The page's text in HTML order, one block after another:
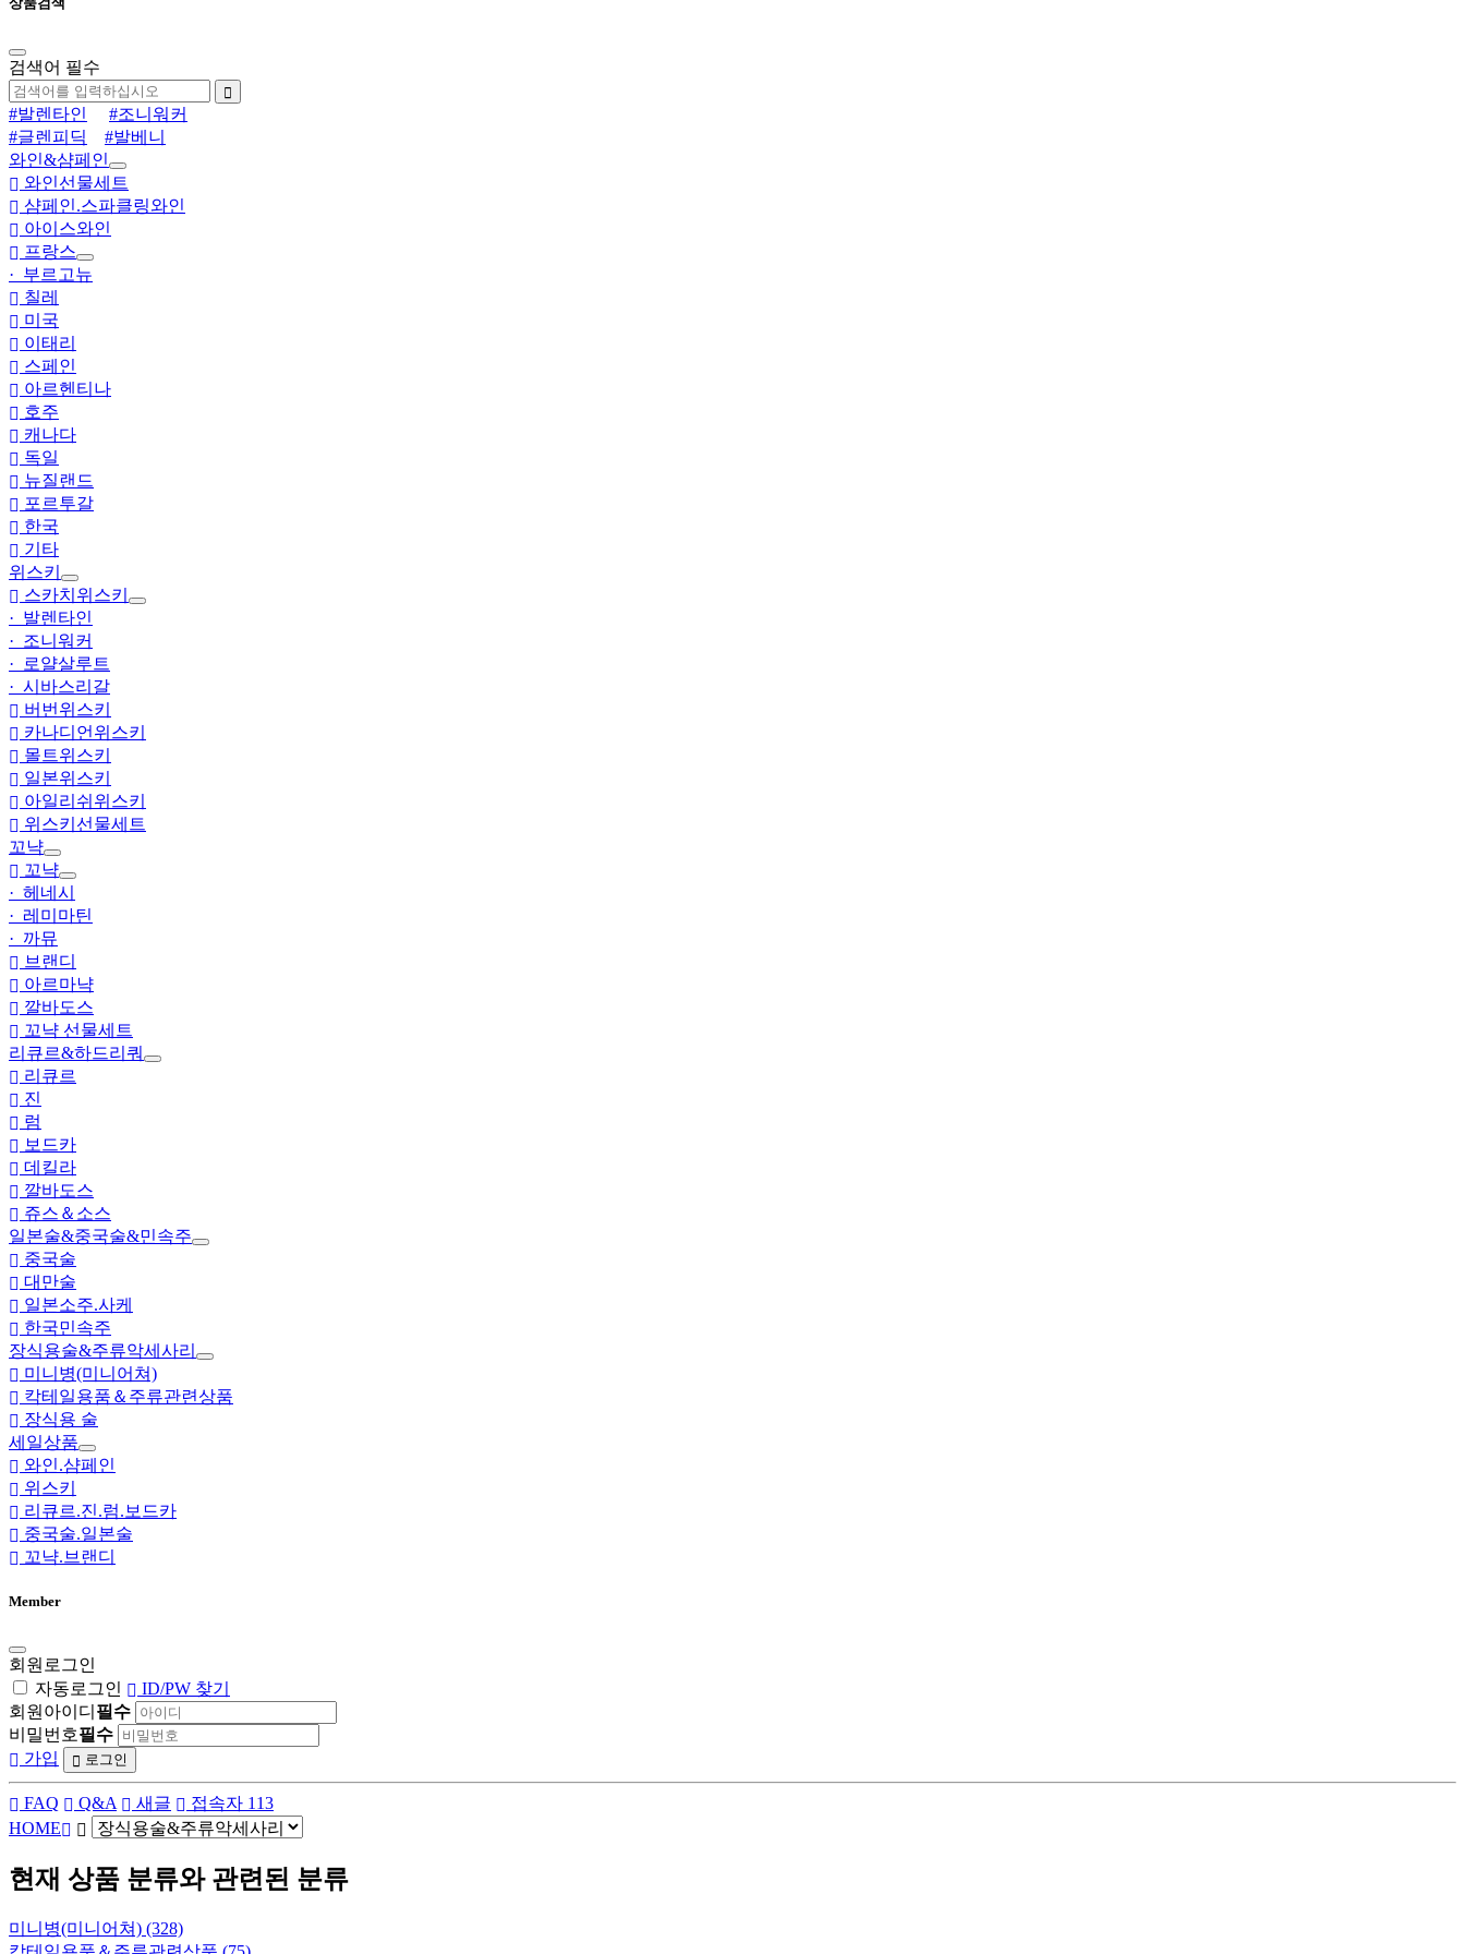
검색어 필수
#발렌타인
#조니워커
#글렌피딕
#발베니
와인&샴페인
와인선물세트
샴페인.스파클링와인
아이스와인
프랑스
· 부르고뉴
칠레
미국
이태리
스페인
아르헨티나
호주
캐나다
독일
뉴질랜드
포르투갈
한국
기타
위스키
스카치위스키
· 발렌타인
· 조니워커
· 로얄살루트
· 시바스리갈
버번위스키
카나디언위스키
몰트위스키
일본위스키
아일리쉬위스키
위스키선물세트
꼬냑
꼬냑
· 헤네시
· 레미마틴
· 까뮤
브랜디
아르마냑
깔바도스
꼬냑 선물세트
리큐르&하드리쿼
리큐르
진
럼
보드카
데킬라
깔바도스
쥬스＆소스
일본술&중국술&민속주
중국술
대만술
일본소주.사케
한국민속주
장식용술&주류악세사리
미니병(미니어쳐)
칵테일용품＆주류관련상품
장식용 술
세일상품
와인.샴페인
위스키
리큐르.진.럼.보드카
중국술.일본술
꼬냑.브랜디
Member
회원로그인
자동로그인
ID/PW 찾기
회원아이디 필수
비밀번호필수
가입
로그인
FAQ Q&A 새글
접속자 113
HOME
현재 상품 분류와 관련된 분류
미니병(미니어쳐) (328)